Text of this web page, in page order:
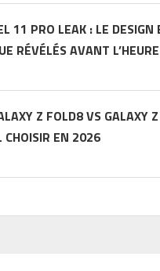
11 PRO LEAK : LE DESIGN
RÉVÉLÉS AVANT
Z FOLD8 VS GALAXY
CHOISIR EN 2026